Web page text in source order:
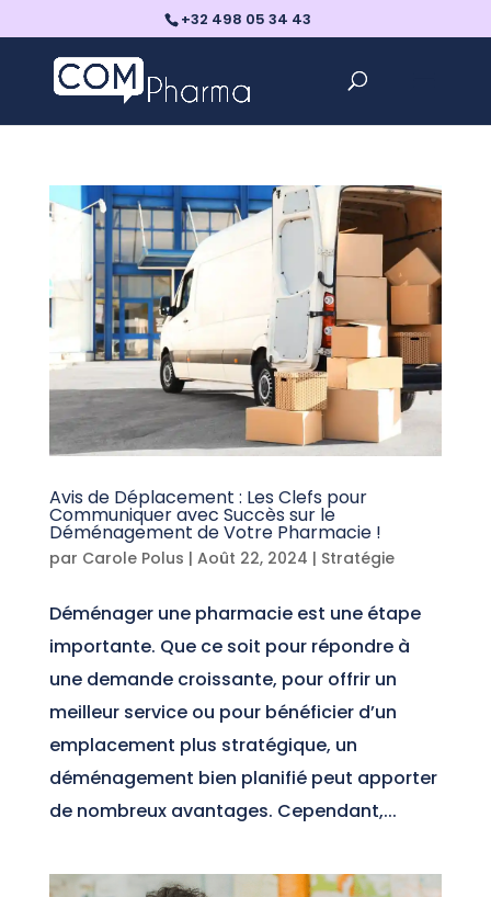
+32 498 05 34 43
Avis de Déplacement : Les Clefs pour
Communiquer avec Succès sur le
Déménagement de Votre Pharmacie !
par Carole Polus | Août 22, 2024 | Stratégie
Déménager une pharmacie est une étape
importante. Que ce soit pour répondre à
une demande croissante, pour offrir un
meilleur service ou pour bénéficier d’un
emplacement plus stratégique, un
déménagement bien planifié peut apporter
de nombreux avantages. Cependant,...